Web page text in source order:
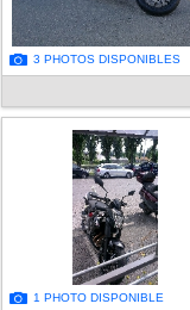
3 PHOTOS DISPONIBLES
1 PHOTO DISPONIBLE